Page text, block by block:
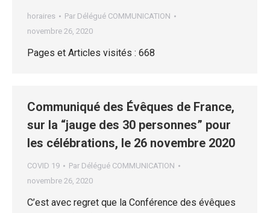
horaires Par Délégué COMMUNICATION
novembre 26, 2020
Pages et Articles visités : 668
Communiqué des Évêques de France,
sur la “jauge des 30 personnes” pour
les célébrations, le 26 novembre 2020
COVID 19 Par Délégué COMMUNICATION
novembre 26, 2020
C’est avec regret que la Conférence des évêques